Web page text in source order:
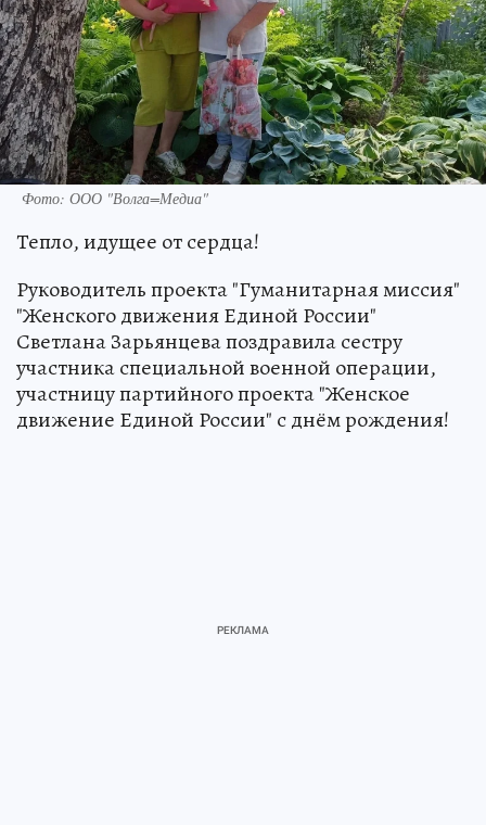
Фото: ООО "Волга=Медиа"
Тепло, идущее от сердца!
Руководитель проекта "Гуманитарная миссия"
"Женского движения Единой России"
Светлана Зарьянцева поздравила сестру
участника специальной военной операции,
участницу партийного проекта "Женское
движение Единой России" с днём рождения!